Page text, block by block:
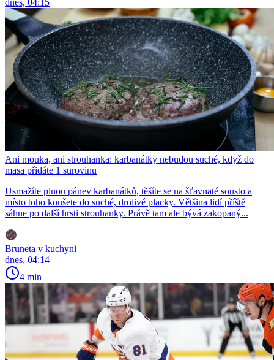
Ani mouka, ani strouhanka: karbanátky nebudou suché, když do
masa přidáte 1 surovinu
Usmažíte plnou pánev karbanátků, těšíte se na šťavnaté sousto a
místo toho koušete do suché, drolivé placky. Většina lidí příště
sáhne po další hrsti strouhanky. Právě tam ale bývá zakopaný...
Bruneta v kuchyni
dnes, 04:14
4 min